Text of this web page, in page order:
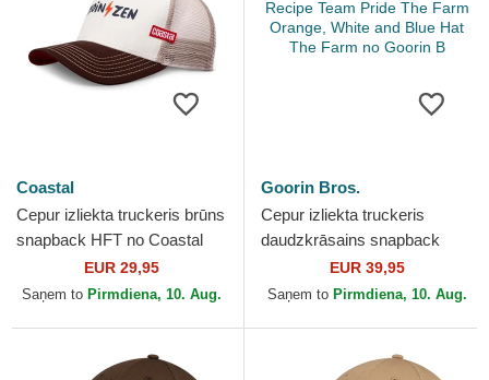
Coastal
Cepur izliekta truckeris brūns
snapback HFT no Coastal
EUR 29,95
Saņem to Pirmdiena, 10. Aug.
Goorin Bros.
Cepur izliekta truckeris
daudzkrāsains snapback
Goorin Bros. King Team Tiger
Original Recipe Team...
EUR 39,95
Saņem to Pirmdiena, 10. Aug.